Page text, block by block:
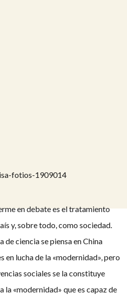
en debate es el tratamiento
y, sobre todo, como sociedad.
de ciencia se piensa en China
en lucha de la «modernidad», pero
sociales se la constituye
la «modernidad» que es capaz de